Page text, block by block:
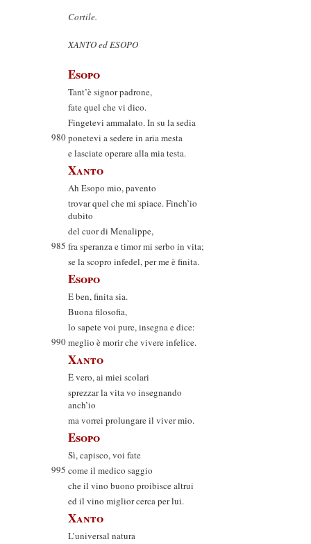
Cortile.
XANTO ed ESOPO
Esopo
Tant’è signor padrone,
fate quel che vi dico.
Fingetevi ammalato. In su la sedia
980ponetevi a sedere in aria mesta
e lasciate operare alla mia testa.
Xanto
Ah Esopo mio, pavento
trovar quel che mi spiace. Finch’io
dubito
del cuor di Menalippe,
985 fra speranza e timor mi serbo in vita;
se la scopro infedel, per me è finita.
Esopo
E ben, finita sia.
Buona filosofia,
lo sapete voi pure, insegna e dice:
990meglio è morir che vivere infelice.
Xanto
È vero, ai miei scolari
sprezzar la vita vo insegnando
anch’io
ma vorrei prolungare il viver mio.
Esopo
Sì, capisco, voi fate
995 come il medico saggio
che il vino buono proibisce altrui
ed il vino miglior cerca per lui.
Xanto
L’universal natura